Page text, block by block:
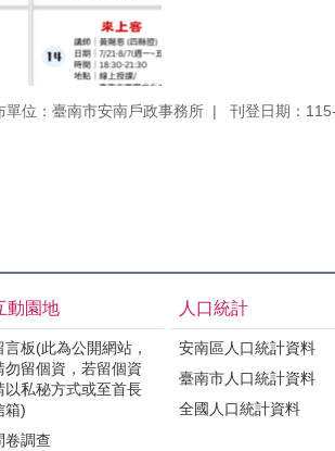
單位：臺南市安南戶政事務所 刊登日期：
動園地
言板(此為公開網站，
勿留個資，若留個資
以私秘方式或至首長
箱)
卷調查
人口統計
安南區人口統計資料
臺南市人口統計資料
全國人口統計資料